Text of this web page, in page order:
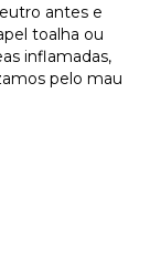
antes e
toalha ou
inflamadas,
pelo mau